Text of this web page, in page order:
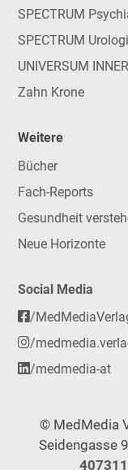
SPECTRUM
SPECTRUM
UNIVERSUM
Zahn Krone
Weitere
Bücher
Fach-Reports
Gesundheit
Neue Horizonte
Social Media
/
/
/medmedia-at
© MedMedia
Seidengasse